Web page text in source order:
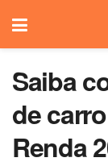
Saiba
de
Renda